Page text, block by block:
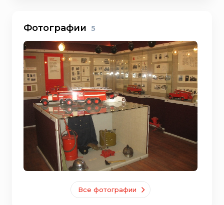
Фотографии 5
Все фотографии